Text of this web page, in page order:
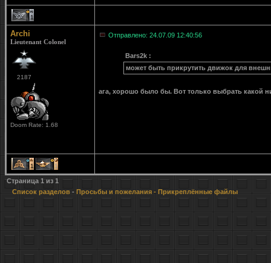
1
Archi
Lieutenant Colonel
2187
Doom Rate: 1.68
Отправлено: 24.07.09 12:40:56
Bars2k :
может быть прикрутить движок для
ага, хорошо было бы. Вот только выбрать какой
1 1
Страница 1из 1
Список разделов - Просьбы и пожелания - Прикреплённые файлы